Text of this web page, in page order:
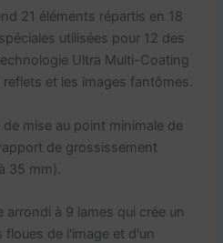
21 éléments répartis en 18
utilisées pour 12 des
Ultra Multi-Coating
et les images fantômes.
mise au point minimale de
de grossissement
35 mm).
à 9 lames qui crée un
de l'image et d'un